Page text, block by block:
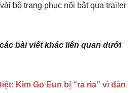
bộ trang phục nổi bật qua trailer
bài viết khác liên quan dưới
Kim Go Eun bị “ra rìa” vì dân